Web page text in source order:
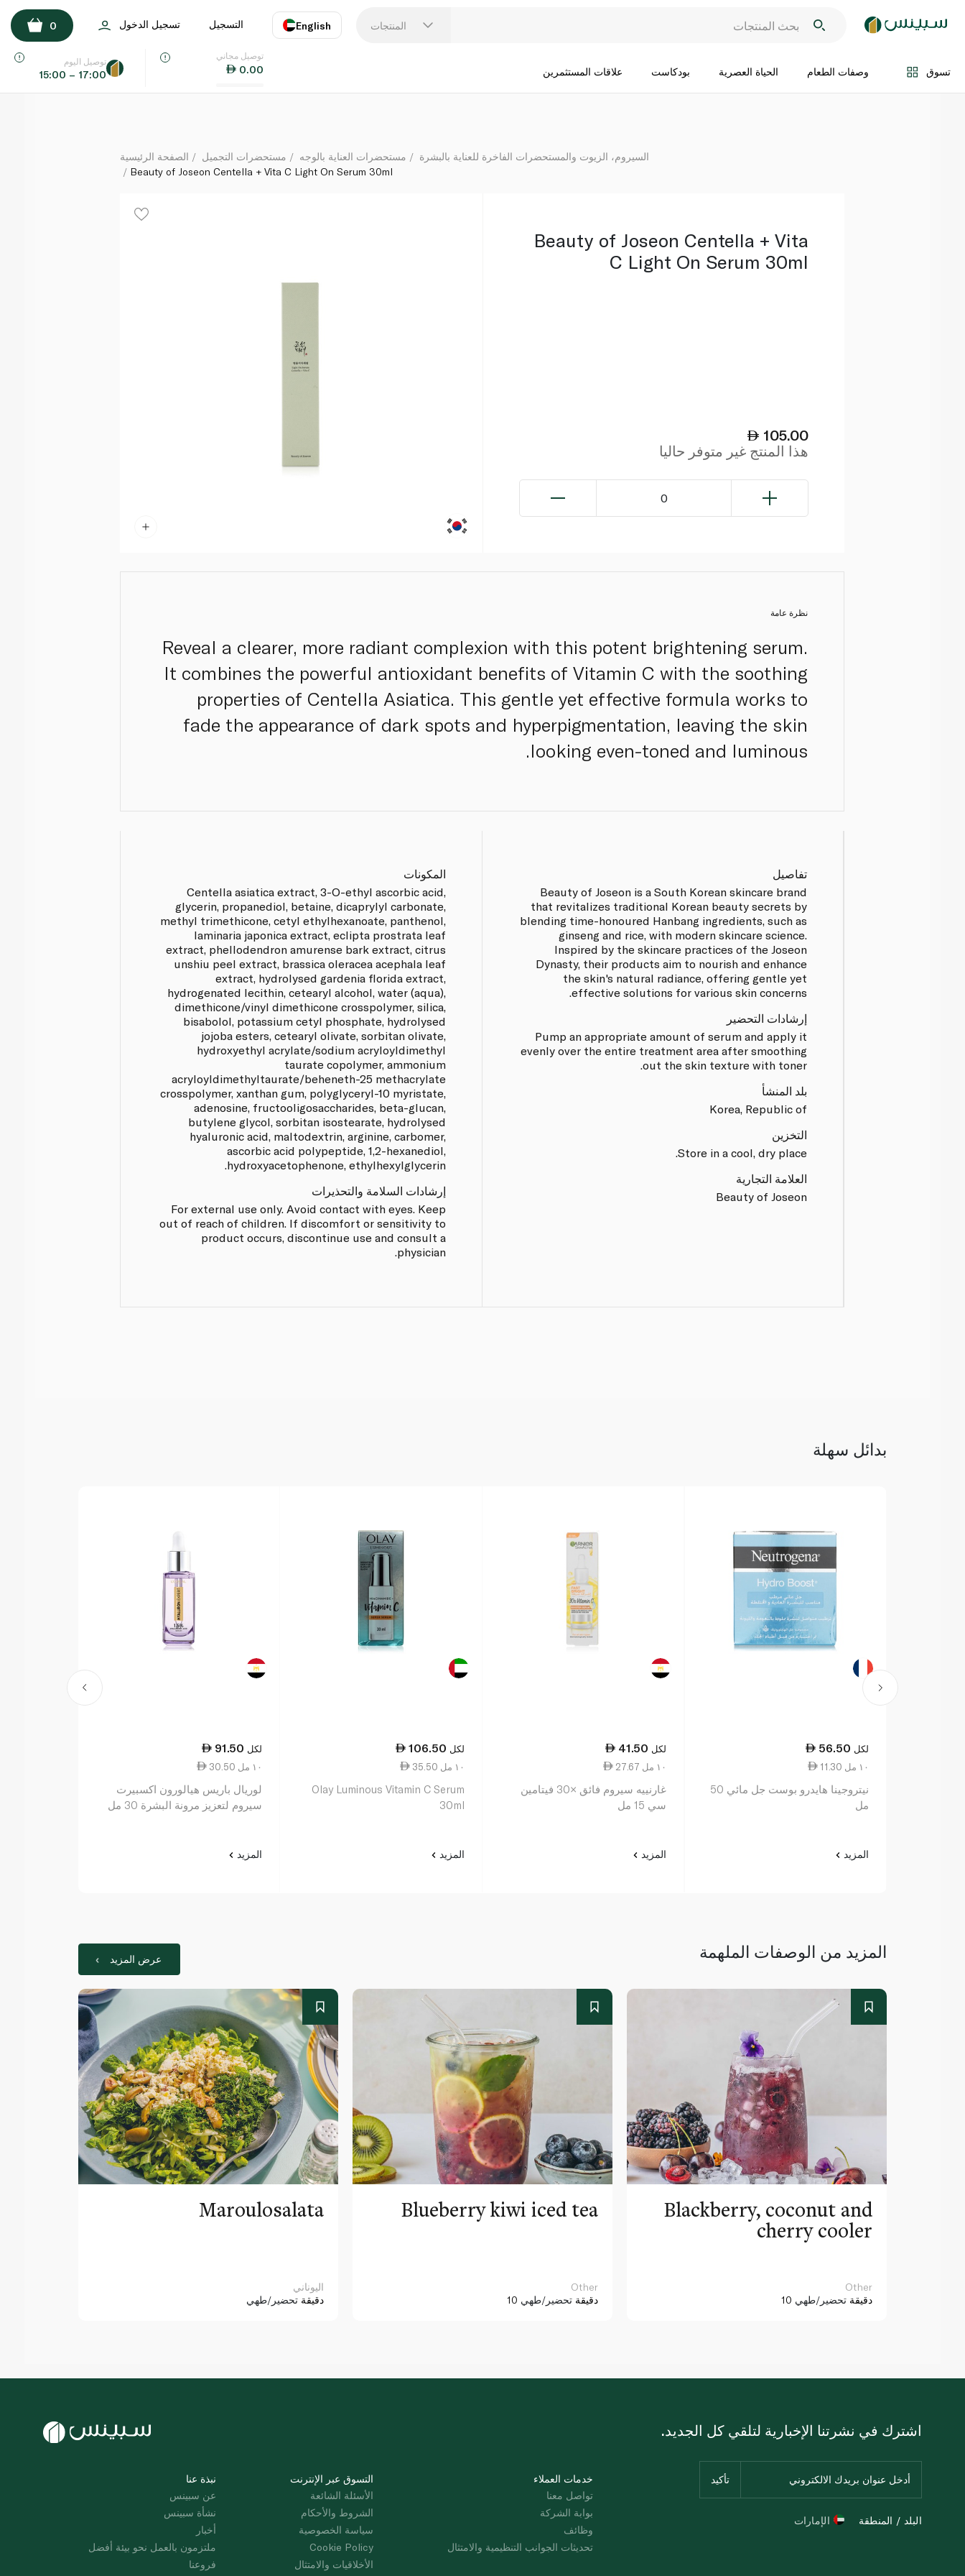
المنتجات English
اللغة
التسجيل تسجيل الدخول 0
تسوق وصفات الطعام الحياة العصرية بودكاست علاقات المستثمرين
توصيل مجاني
0.00
توصيل اليوم
15:00 – 17:00
Beauty of Joseon Centella + Vita C Light On Serum 30ml
اضف الى السلة
الصفحة الرئيسية مستحضرات التجميل مستحضرات العناية بالوجه
السيروم، الزيوت والمستحضرات الفاخرة للعناية بالبشرة
Beauty of Joseon Centella + Vita C Light On Serum 30ml
Beauty of Joseon Centella + Vita
C Light On Serum 30ml
105.00
هذا المنتج غير متوفر حاليا
0
نظرة عامة
Reveal a clearer, more radiant complexion with this potent brightening serum.
It combines the powerful antioxidant benefits of Vitamin C with the soothing
properties of Centella Asiatica. This gentle yet effective formula works to
fade the appearance of dark spots and hyperpigmentation, leaving the skin
looking even-toned and luminous.
تفاصيل
Beauty of Joseon is a South Korean skincare brand
that revitalizes traditional Korean beauty secrets by
blending time-honoured Hanbang ingredients, such as
ginseng and rice, with modern skincare science.
Inspired by the skincare practices of the Joseon
Dynasty, their products aim to nourish and enhance
the skin's natural radiance, offering gentle yet
effective solutions for various skin concerns.
إرشادات التحضير
Pump an appropriate amount of serum and apply it
evenly over the entire treatment area after smoothing
out the skin texture with toner.
بلد المنشأ
Korea, Republic of
التخزين
Store in a cool, dry place.
العلامة التجارية
Beauty of Joseon
المكونات
Centella asiatica extract, 3-O-ethyl ascorbic acid,
glycerin, propanediol, betaine, dicaprylyl carbonate,
methyl trimethicone, cetyl ethylhexanoate, panthenol,
laminaria japonica extract, eclipta prostrata leaf
extract, phellodendron amurense bark extract, citrus
unshiu peel extract, brassica oleracea acephala leaf
extract, hydrolysed gardenia florida extract,
hydrogenated lecithin, cetearyl alcohol, water (aqua),
dimethicone/vinyl dimethicone crosspolymer, silica,
bisabolol, potassium cetyl phosphate, hydrolysed
jojoba esters, cetearyl olivate, sorbitan olivate,
hydroxyethyl acrylate/sodium acryloyldimethyl
taurate copolymer, ammonium
acryloyldimethyltaurate/beheneth-25 methacrylate
crosspolymer, xanthan gum, polyglyceryl-10 myristate,
adenosine, fructooligosaccharides, beta-glucan,
butylene glycol, sorbitan isostearate, hydrolysed
hyaluronic acid, maltodextrin, arginine, carbomer,
ascorbic acid polypeptide, 1,2-hexanediol,
hydroxyacetophenone, ethylhexylglycerin.
إرشادات السلامة والتحذيرات
For external use only. Avoid contact with eyes. Keep
out of reach of children. If discomfort or sensitivity to
product occurs, discontinue use and consult a
physician.
بدائل سهلة
56.50 لكل
11.30 ١٠ مل
نيتروجينا هايدرو بوست جل مائي 50
مل
المزيد
41.50 لكل
27.67 ١٠ مل
غارنييه سيروم فائق ×30 فيتامين
سي 15 مل
المزيد
106.50 لكل
35.50 ١٠ مل
Olay Luminous Vitamin C Serum
30ml
المزيد
91.50 لكل
30.50 ١٠ مل
لوريال باريس هيالورون اكسبيرت
سيروم لتعزيز مرونة البشرة 30 مل
المزيد
المزيد من الوصفات الملهمة عرض المزيد
Maroulosalata
اليوناني
دقيقة تحضير/طهي
Blueberry kiwi iced tea
Other
10 دقيقة تحضير/طهي
Blackberry, coconut and
cherry cooler
Other
10 دقيقة تحضير/طهي
نبذة عنا
عن سبينس
نشأة سبينس
أخبار
ملتزمون بالعمل نحو بيئة أفضل
فروعنا
التسوق عبر الإنترنت
الأسئلة الشائعة
الشروط والأحكام
سياسة الخصوصية
Cookie Policy
الأخلاقيات والامتثال
خدمات العملاء
تواصل معنا
بوابة الشركة
وظائف
تحديثات الجوانب التنظيمية والامتثال
اشترك في نشرتنا الإخبارية لتلقي كل الجديد.
البلد / المنطقة الإمارات